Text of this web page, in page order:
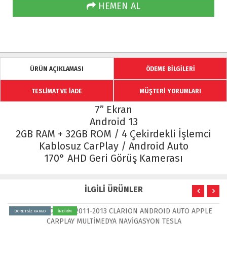
HEMEN AL
ÜRÜN AÇIKLAMASI ÖDEME BİLGİLERİ
TESLİMAT VE İADE MÜŞTERİ YORUMLARI
7” Ekran
Android 13
2GB RAM + 32GB ROM / 4 Çekirdekli İşlemci
Kablosuz CarPlay / Android Auto
170° AHD Geri Görüş Kamerası
İLGİLİ ÜRÜNLER
ÜCRETSİZ KARGO İNDİRİM